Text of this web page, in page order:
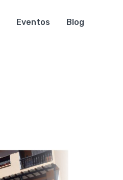
Eventos Blog